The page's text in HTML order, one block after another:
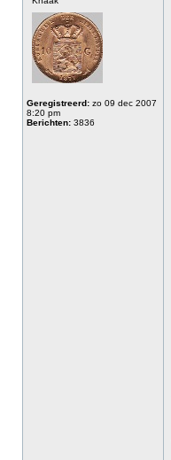
Geregistreerd: zo 09 dec 2007
8:20 pm
Berichten: 3836